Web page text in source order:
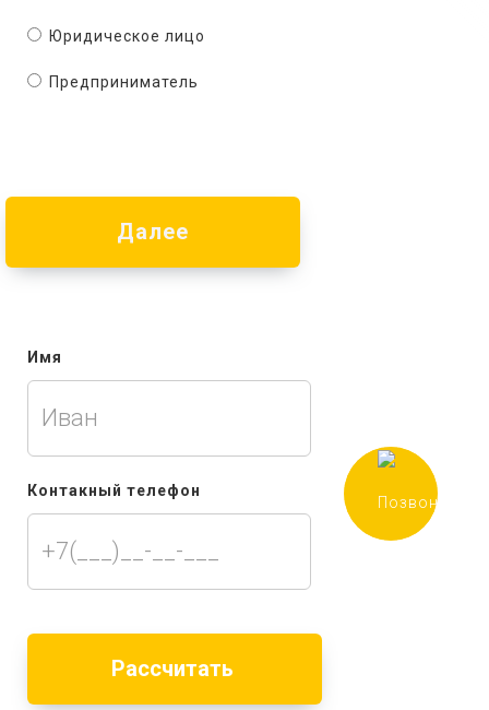
Юридическое лицо
Предприниматель
Далее
Имя
Контакный телефон